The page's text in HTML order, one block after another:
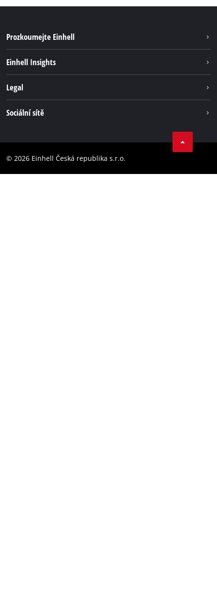
Prozkoumejte Einhell
Systém akumulátorů
Einhell Insights
Legal
Prohlášení o přístupnosti
Sociální sítě
Instagram
© 2026 Einhell Česká republika s.r.o.